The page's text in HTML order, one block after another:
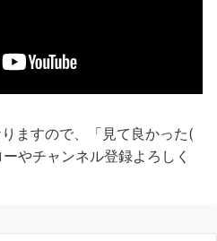
ますので、「見て良かった(
やチャンネル登録よろしく